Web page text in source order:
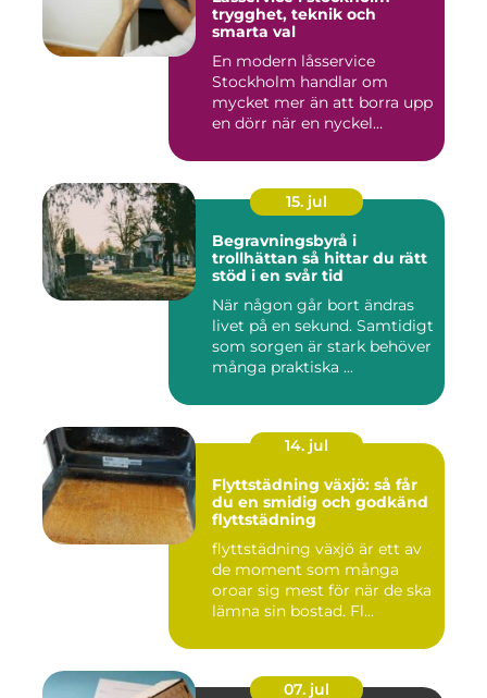
trygghet, teknik och
smarta val
En modern låsservice
Stockholm handlar om
mycket mer än att borra upp
en dörr när en nyckel
15. jul
Begravningsbyrå i
trollhättan så hittar du rätt
stöd i en svår tid
När någon går bort ändras
livet på en sekund. Samtidigt
som sorgen är stark behöver
många praktiska ...
14. jul
Flyttstädning växjö: så får
du en smidig och godkänd
flyttstädning
flyttstädning växjö är ett av
de moment som många
oroar sig mest för när de ska
lämna sin bostad. Fl...
07. jul